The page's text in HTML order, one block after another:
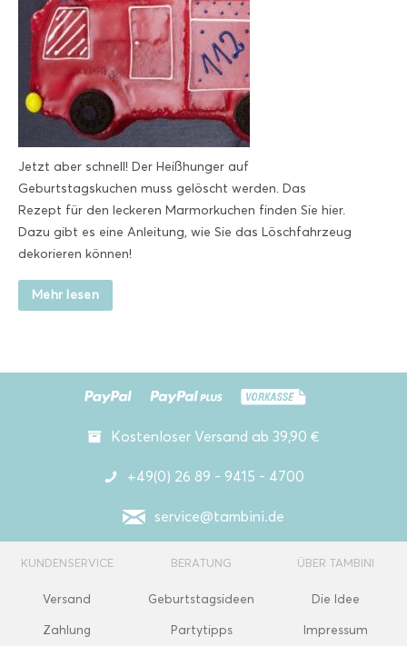
Jetzt aber schnell! Der Heißhunger auf
Geburtstagskuchen muss gelöscht werden. Das
Rezept für den leckeren Marmorkuchen finden Sie hier.
Dazu gibt es eine Anleitung, wie Sie das Löschfahrzeug
dekorieren können!
Mehr lesen
Kostenloser Versand ab 39,90 €
+49(0) 26 89 - 9415 - 4700
service@tambini.de
KUNDENSERVICE
Versand
Zahlung
BERATUNG
Geburtstagsideen
Partytipps
ÜBER TAMBINI
Die Idee
Impressum